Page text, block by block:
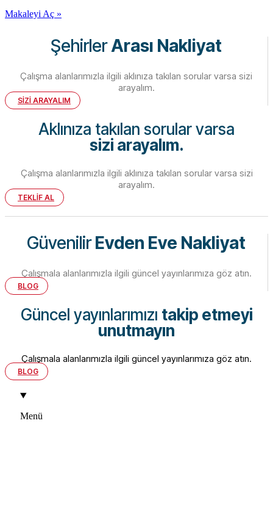
Makaleyi Aç »
ŞehirlerArası Nakliyat
Çalışma alanlarımızla ilgili aklınıza takılan sorular varsa sizi
arayalım.
SİZİ ARAYALIM
Aklınıza takılan sorular varsa
sizi arayalım.
Çalışma alanlarımızla ilgili aklınıza takılan sorular varsa sizi
arayalım.
TEKLİF AL
GüvenilirEvden Eve Nakliyat
Çalışmala alanlarımızla ilgili güncel yayınlarımıza göz atın.
BLOG
Güncel yayınlarımızı takip etmeyi
unutmayın
Çalışmala alanlarımızla ilgili güncel yayınlarımıza göz atın.
BLOG
Menü